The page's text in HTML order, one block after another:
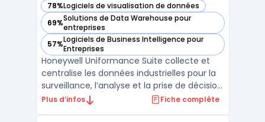
78%Logiciels de visualisation de données
— voir Honeywell Uniformance Suite dans cette catégorie
69%Solutions de Data Warehouse pour
entreprises
— voir Honeywell Uniformance Suite dans cette catégorie
57%Logiciels de Business Intelligence pour
Entreprises
— voir Honeywell Uniformance Suite dans cette catégorie
Honeywell Uniformance Suite collecte et
centralise les données industrielles pour la
surveillance, l’analyse et la prise de décision
sur site ou à l’échelle de l’organisation. Ce
Plus d’infos Fiche complète